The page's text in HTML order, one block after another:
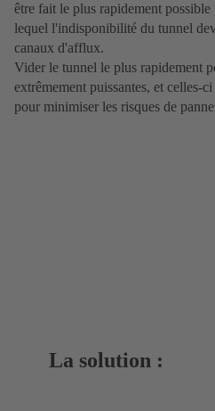
être fait le plus rapidement
lequel l'indisponibilité du tunnel
canaux d'afflux.
Vider le tunnel le plus rapidement
extrêmement puissantes, et celles-
pour minimiser les risques de
La solution :